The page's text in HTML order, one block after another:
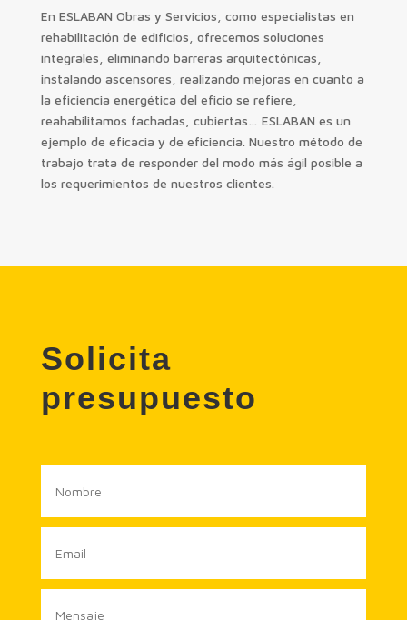
En ESLABAN Obras y Servicios, como especialistas en
rehabilitación de edificios, ofrecemos soluciones
integrales, eliminando barreras arquitectónicas,
instalando ascensores, realizando mejoras en cuanto a
la eficiencia energética del eficio se refiere,
reahabilitamos fachadas, cubiertas… ESLABAN es un
ejemplo de eficacia y de eficiencia. Nuestro método de
trabajo trata de responder del modo más ágil posible a
los requerimientos de nuestros clientes.
Solicita
presupuesto